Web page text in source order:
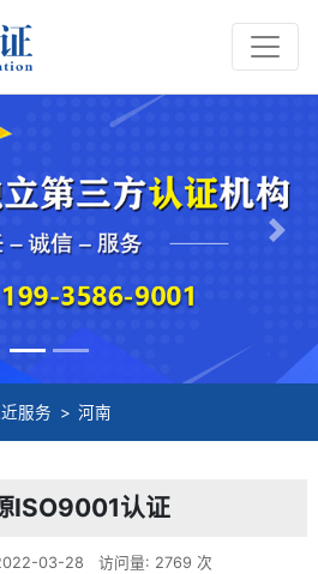
Next
服务 > 河南
ISO9001认证
03-28 访问量: 2769 次